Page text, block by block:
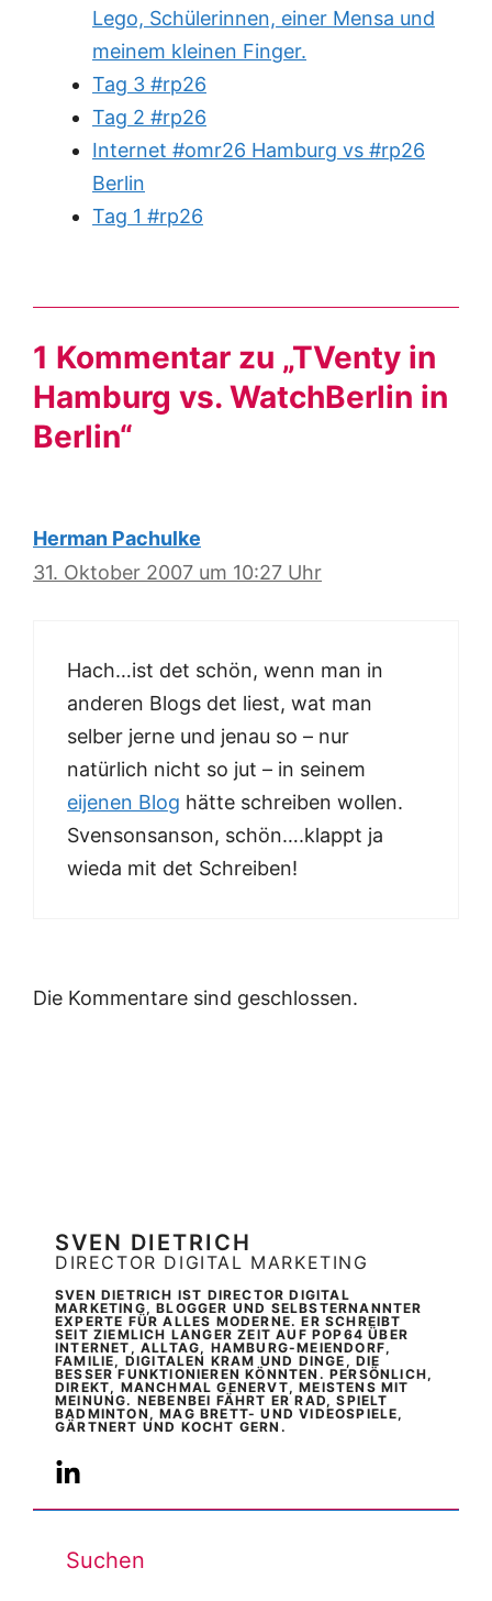
Lego, Schülerinnen, einer Mensa und
meinem kleinen Finger.
Tag 3 #rp26
Tag 2 #rp26
Internet #omr26 Hamburg vs #rp26
Berlin
Tag 1 #rp26
1 Kommentar zu „TVenty in
Hamburg vs. WatchBerlin in
Berlin“
Herman Pachulke
31. Oktober 2007 um 10:27 Uhr
Hach…ist det schön, wenn man in
anderen Blogs det liest, wat man
selber jerne und jenau so – nur
natürlich nicht so jut – in seinem
eijenen Blog hätte schreiben wollen.
Svensonsanson, schön….klappt ja
wieda mit det Schreiben!
Die Kommentare sind geschlossen.
SVEN DIETRICH
DIRECTOR DIGITAL MARKETING
SVEN DIETRICH IST DIRECTOR DIGITAL
MARKETING, BLOGGER UND SELBSTERNANNTER
EXPERTE FÜR ALLES MODERNE. ER SCHREIBT
SEIT ZIEMLICH LANGER ZEIT AUF POP64 ÜBER
INTERNET, ALLTAG, HAMBURG-MEIENDORF,
FAMILIE, DIGITALEN KRAM UND DINGE, DIE
BESSER FUNKTIONIEREN KÖNNTEN. PERSÖNLICH,
DIREKT, MANCHMAL GENERVT, MEISTENS MIT
MEINUNG. NEBENBEI FÄHRT ER RAD, SPIELT
BADMINTON, MAG BRETT- UND VIDEOSPIELE,
GÄRTNERT UND KOCHT GERN.
Suchen